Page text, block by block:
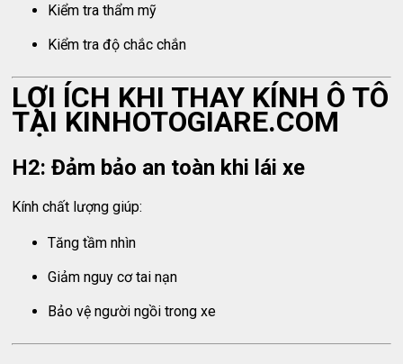
Kiểm tra thẩm mỹ
Kiểm tra độ chắc chắn
LỢI ÍCH KHI THAY KÍNH Ô TÔ
TẠI KINHOTOGIARE.COM
H2: Đảm bảo an toàn khi lái xe
Kính chất lượng giúp:
Tăng tầm nhìn
Giảm nguy cơ tai nạn
Bảo vệ người ngồi trong xe